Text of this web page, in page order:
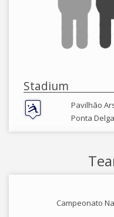
Stadium
Pavilhão
Ponta
Campeonato